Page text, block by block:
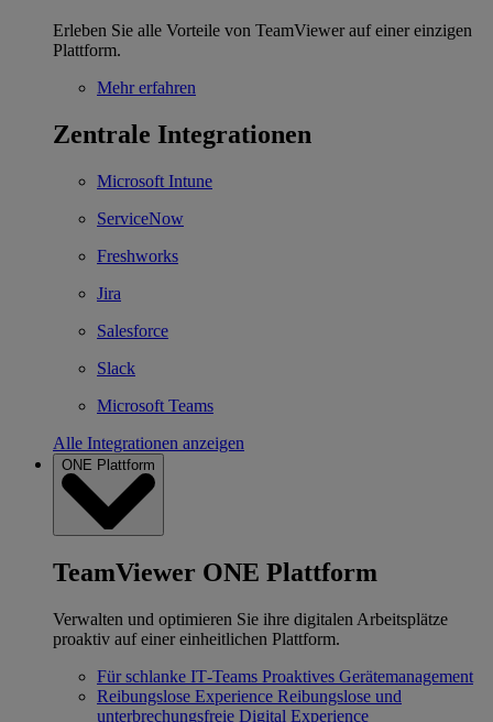
Erleben Sie alle Vorteile von TeamViewer auf einer einzigen
Plattform.
Mehr erfahren
Zentrale Integrationen
Microsoft Intune
ServiceNow
Freshworks
Jira
Salesforce
Slack
Microsoft Teams
Alle Integrationen anzeigen
ONE Plattform
TeamViewer ONE Plattform
Verwalten und optimieren Sie ihre digitalen Arbeitsplätze
proaktiv auf einer einheitlichen Plattform.
Für schlanke IT‐Teams Proaktives Gerätemanagement
Reibungslose Experience Reibungslose und
unterbrechungsfreie Digital Experience